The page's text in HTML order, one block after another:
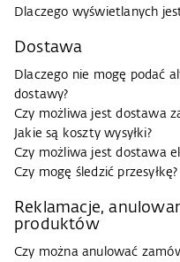
Dlaczego wyświetlanych
Dostawa
Dlaczego nie mogę podać
dostawy?
Czy możliwa jest dostawa
Jakie są koszty wysyłki?
Czy możliwa jest dostawa
Czy mogę śledzić przesyłkę?
Reklamacje,
produktów
Czy można anulować